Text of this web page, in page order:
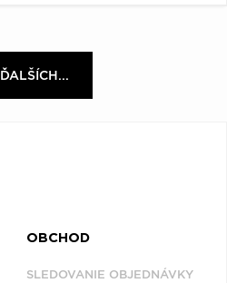
OBCHOD
SLEDOVANIE OBJEDNÁVKY